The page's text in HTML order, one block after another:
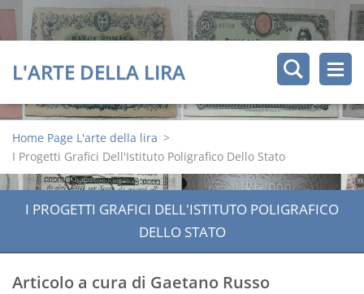
L'ARTE DELLA LIRA
Home Page L'arte della lira >
I Progetti Grafici Dell'Istituto Poligrafico Dello Stato
I PROGETTI GRAFICI DELL'ISTITUTO POLIGRAFICO
DELLO STATO
Articolo a cura di Gaetano Russo